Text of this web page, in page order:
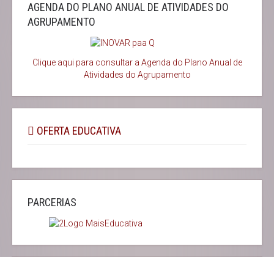
AGENDA DO PLANO ANUAL DE ATIVIDADES DO
AGRUPAMENTO
Clique aqui para consultar a Agenda do Plano Anual de
Atividades do Agrupamento
OFERTA EDUCATIVA
PARCERIAS